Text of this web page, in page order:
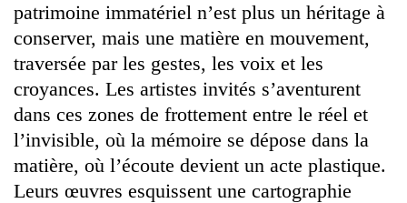
patrimoine immatériel n’est plus un héritage à
conserver, mais une matière en mouvement,
traversée par les gestes, les voix et les
croyances. Les artistes invités s’aventurent
dans ces zones de frottement entre le réel et
l’invisible, où la mémoire se dépose dans la
matière, où l’écoute devient un acte plastique.
Leurs œuvres esquissent une cartographie